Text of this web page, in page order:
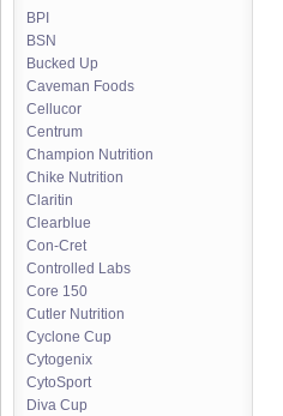
BPI
BSN
Bucked Up
Caveman Foods
Cellucor
Centrum
Champion Nutrition
Chike Nutrition
Claritin
Clearblue
Con-Cret
Controlled Labs
Core 150
Cutler Nutrition
Cyclone Cup
Cytogenix
CytoSport
Diva Cup